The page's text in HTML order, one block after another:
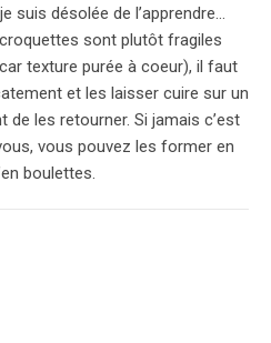
suis désolée de l’apprendre…
sont plutôt fragiles
texture purée à coeur), il faut
et les laisser cuire sur un
de les retourner. Si jamais c’est
vous pouvez les former en
boulettes.